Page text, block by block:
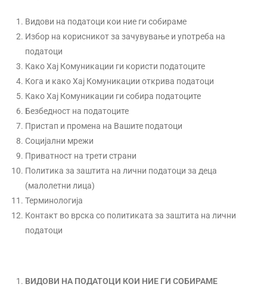
Видови на податоци кои ние ги собираме
Избор на корисникот за зачувување и употреба на
податоци
Како Хај Комуникации ги користи податоците
Кога и како Хај Комуникации открива податоци
Како Хај Комуникации ги собира податоците
Безбедност на податоците
Пристап и промена на Вашите податоци
Социјални мрежи
Приватност на трети страни
Политика за заштита на лични податоци за деца
(малолетни лица)
Терминологија
Контакт во врска со политиката за заштита на лични
податоци
ВИДОВИ НА ПОДАТОЦИ КОИ НИЕ ГИ СОБИРАМЕ